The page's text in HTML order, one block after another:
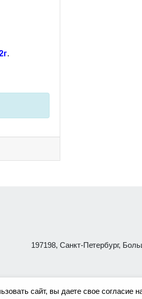
.
197198, Санкт-Петербург,
сайт, вы даете свое согласие